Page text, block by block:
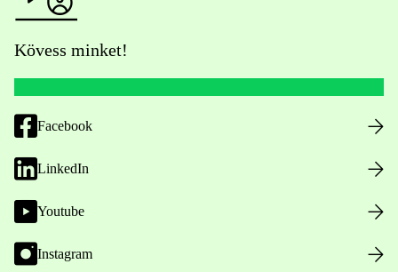
Kövess minket!
Facebook
LinkedIn
Youtube
Instagram